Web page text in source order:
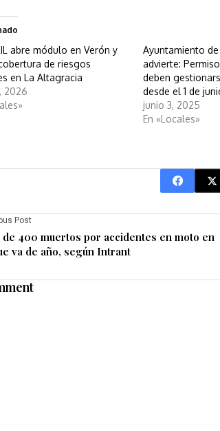
abre módulo en Verón y
de riesgos
en La Altagracia
2026
Ayuntamiento
advierte:
deben
desde el 1 de
junio 3, 2025
En «Locales»
Post
de 400 muertos por accidentes en moto en
va de año, según Intrant